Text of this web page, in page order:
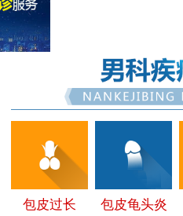
包皮过长 包皮龟头炎